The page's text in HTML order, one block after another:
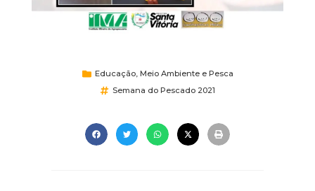
Educação, Meio Ambiente e Pesca
Semana do Pescado 2021